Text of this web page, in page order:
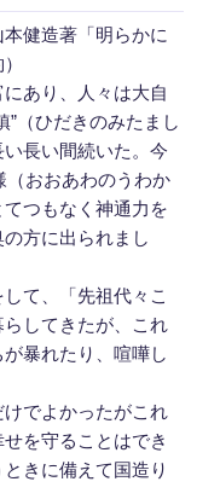
本健造著「明らかに
あり、人々は大自
”（ひだきのみたまし
長い間続いた。今
（おおあわのうわか
つもなく神通力を
方に出られまし
て、「先祖代々こ
してきたが、これ
暴れたり、喧嘩し
でよかったがこれ
を守ることはでき
きに備えて国造り